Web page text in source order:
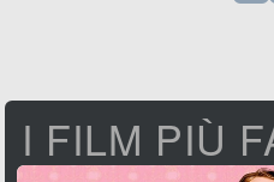
I FILM PIÙ